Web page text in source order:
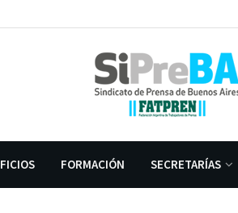
FORMACIÓN SECRETARÍAS